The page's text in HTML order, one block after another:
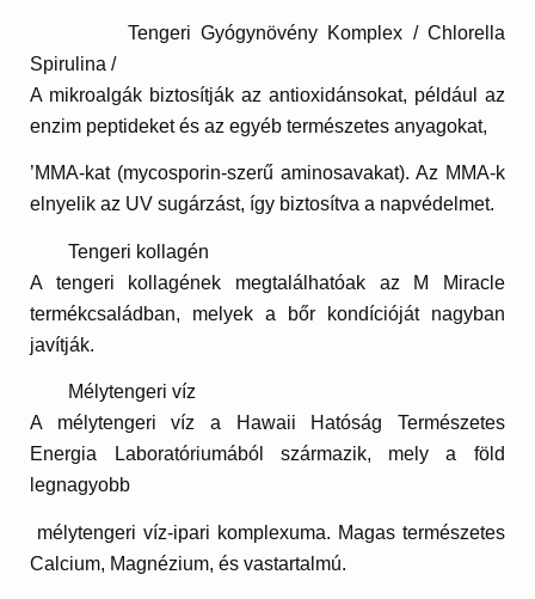
Tengeri Gyógynövény Komplex / Chlorella
Spirulina /
A mikroalgák biztosítják az antioxidánsokat, például az
enzim peptideket és az egyéb természetes anyagokat,
’MMA-kat (mycosporin-szerű aminosavakat). Az MMA-k
elnyelik az UV sugárzást, így biztosítva a napvédelmet.
Tengeri kollagén
A tengeri kollagének megtalálhatóak az M Miracle
termékcsaládban, melyek a bőr kondícióját nagyban
javítják.
Mélytengeri víz
A mélytengeri víz a Hawaii Hatóság Természetes
Energia Laboratóriumából származik, mely a föld
legnagyobb
mélytengeri víz-ipari komplexuma. Magas természetes
Calcium, Magnézium, és vastartalmú.